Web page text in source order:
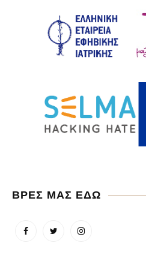
ΒΡΕΣ ΜΑΣ ΕΔΩ